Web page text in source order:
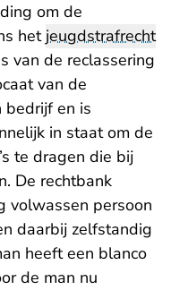
om de
het jeugdstrafrecht
van de reclassering
van de
bedrijf en is
in staat om de
te dragen die bij
De rechtbank
volwassen persoon
daarbij zelfstandig
heeft een blanco
de man nu